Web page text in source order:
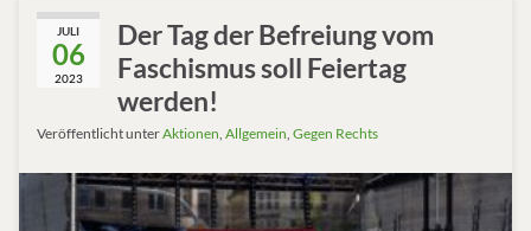
JULI
06
2023
Der Tag der Befreiung vom
Faschismus soll Feiertag
werden!
Veröffentlicht unterAktionen Allgemein Gegen Rechts